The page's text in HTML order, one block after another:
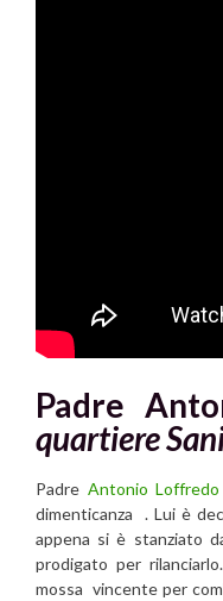
Padre
quartiere
Padre Antonio Loffredo
dimenticanza . Lui è
appena si è stanziato
prodigato per
mossa vincente per